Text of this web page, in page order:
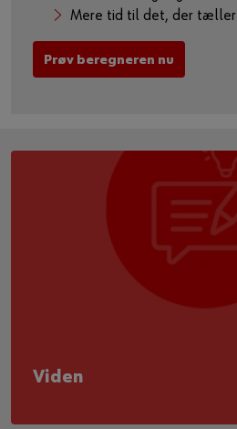
Mere tid til det, der tæller​​​
Prøv beregneren nu
Viden